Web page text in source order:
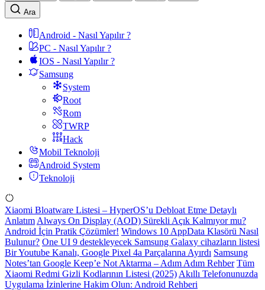
Ara
Android - Nasıl Yapılır ?
PC - Nasıl Yapılır ?
IOS - Nasıl Yapılır ?
Samsung
System
Root
Rom
TWRP
Hack
Mobil Teknoloji
Android System
Teknoloji
Xiaomi Bloatware Listesi – HyperOS’u Debloat Etme Detaylı
Anlatım Always On Display (AOD) Sürekli Açık Kalmıyor mu?
Android İçin Pratik Çözümler! Windows 10 AppData Klasörü Nasıl
Bulunur? One UI 9 destekleyecek Samsung Galaxy cihazların listesi
Bir Youtube Kanalı, Google Pixel 4a Parçalarına Ayırdı Samsung
Notes’tan Google Keep’e Not Aktarma – Adım Adım Rehber Tüm
Xiaomi Redmi Gizli Kodlarının Listesi (2025) Akıllı Telefonunuzda
Uygulama İzinlerine Hakim Olun: Android Rehberi